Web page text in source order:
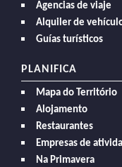
Agencias de viaje
Alquiler de
Guías turísticos
PLANIFICA
Mapa do Território
Alojamento
Restaurantes
Empresas de
Na Primavera